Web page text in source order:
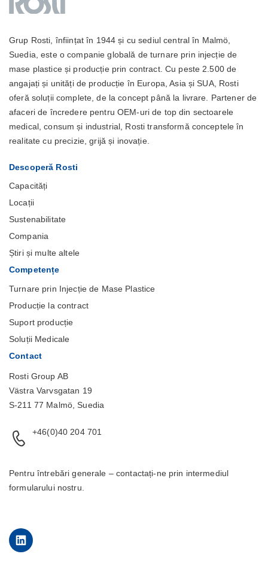
Grup Rosti, înființat în 1944 și cu sediul central în Malmö,
Suedia, este o companie globală de turnare prin injecție de
mase plastice și producție prin contract. Cu peste 2.500 de
angajați și unități de producție în Europa, Asia și SUA, Rosti
oferă soluții complete, de la concept până la livrare. Partener de
afaceri de încredere pentru OEM-uri de top din sectoarele
medical, consum și industrial, Rosti transformă conceptele în
realitate cu precizie, grijă și inovație.
Descoperă Rosti
Capacități
Locații
Sustenabilitate
Compania
Știri și multe altele
Competențe
Turnare prin Injecție de Mase Plastice
Producție la contract
Suport producție
Soluții Medicale
Contact
Rosti Group AB
Västra Varvsgatan 19
S-211 77 Malmö, Suedia
+46(0)40 204 701
Pentru întrebări generale – contactați-ne prin intermediul
formularuluinostru.
LinkedIn